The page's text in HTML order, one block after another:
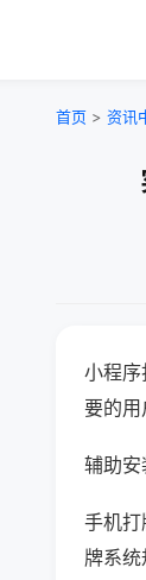
首页 > 资讯
小程序
要的用
辅助
手机打
牌系